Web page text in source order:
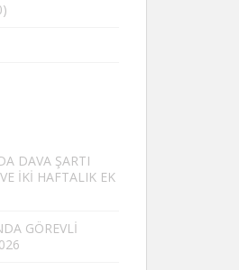
DAVA ŞARTI
İKİ HAFTALIK EK
GÖREVLİ